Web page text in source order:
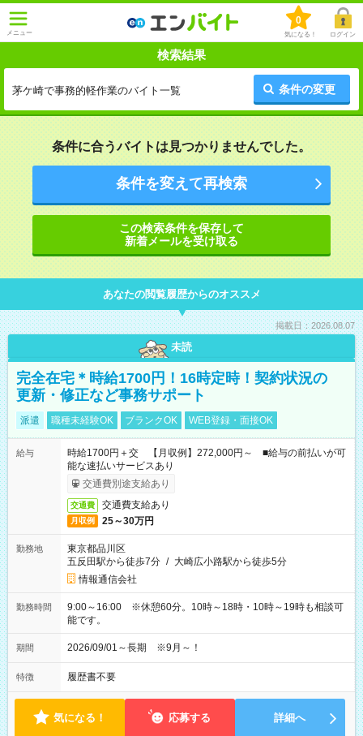
メニュー
0
気になる！ ログイン
検索結果
茅ケ崎で事務的軽作業のバイト一覧 条件の変更
条件に合うバイトは見つかりませんでした。
条件を変えて再検索
この検索条件を保存して
新着メールを受け取る
あなたの閲覧履歴からのオススメ
掲載日：2026.08.07
未読
完全在宅＊時給1700円！16時定時！契約状況の
更新・修正など事務サポート
派遣 職種未経験OK ブランクOK WEB登録・面接OK
給与
時給1700円＋交 【月収例】272,000円～ ■給与の前払いが可
能な速払いサービスあり
交通費別途支給あり
交通費 交通費支給あり
月収例 25～30万円
勤務地
東京都品川区
五反田駅から徒歩7分 / 大崎広小路駅から徒歩5分
情報通信会社
勤務時間
9:00～16:00 ※休憩60分。10時～18時・10時～19時も相談可
能です。
期間 2026/09/01～長期 ※9月～！
特徴 履歴書不要
気になる！ 応募する 詳細へ